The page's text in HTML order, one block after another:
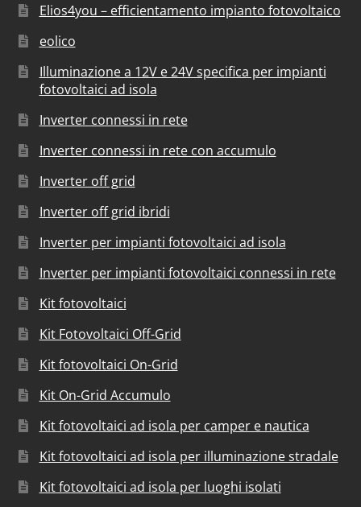
Elios4you – efficientamento impianto fotovoltaico
eolico
Illuminazione a 12V e 24V specifica per impianti
fotovoltaici ad isola
Inverter connessi in rete
Inverter connessi in rete con accumulo
Inverter off grid
Inverter off grid ibridi
Inverter per impianti fotovoltaici ad isola
Inverter per impianti fotovoltaici connessi in rete
Kit fotovoltaici
Kit Fotovoltaici Off-Grid
Kit fotovoltaici On-Grid
Kit On-Grid Accumulo
Kit fotovoltaici ad isola per camper e nautica
Kit fotovoltaici ad isola per illuminazione stradale
Kit fotovoltaici ad isola per luoghi isolati